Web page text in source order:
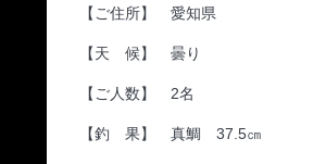
【ご住所】 愛知県
【天 候】 曇り
【ご人数】 2名
【釣 果】 真鯛 37.5㎝